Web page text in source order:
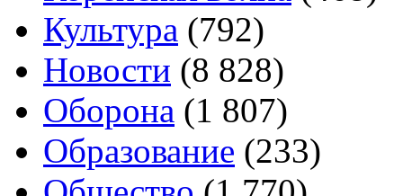
Культура (792)
Новости (8 828)
Оборона (1 807)
Образование (233)